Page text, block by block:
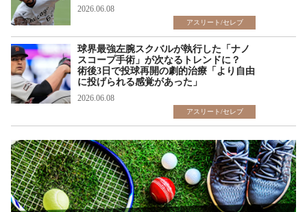
2026.06.08
アスリート/セレブ
球界最強左腕スクバルが執行した「ナノ
スコープ手術」が次なるトレンドに？
術後3日で投球再開の劇的治療「より自由
に投げられる感覚があった」
2026.06.08
アスリート/セレブ